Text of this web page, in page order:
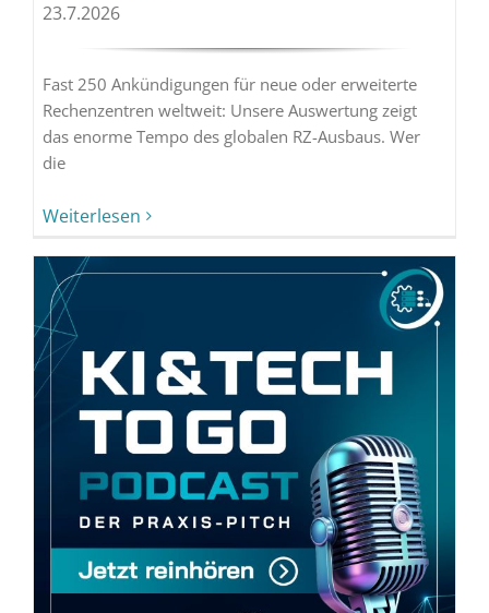
23.7.2026
Fast 250 Ankündigungen für neue oder erweiterte
Rechenzentren weltweit: Unsere Auswertung zeigt
das enorme Tempo des globalen RZ-Ausbaus. Wer
die
Weiterlesen